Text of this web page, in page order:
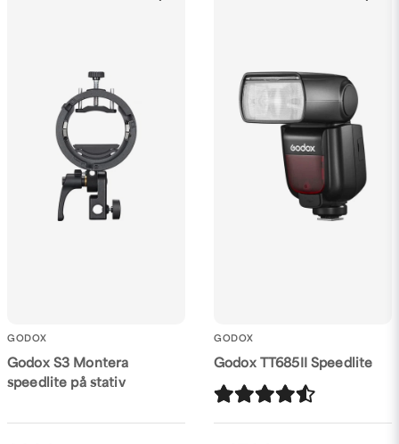
GODOX
Godox S3 Montera
speedlite på stativ
GODOX
Godox TT685II Speedlite